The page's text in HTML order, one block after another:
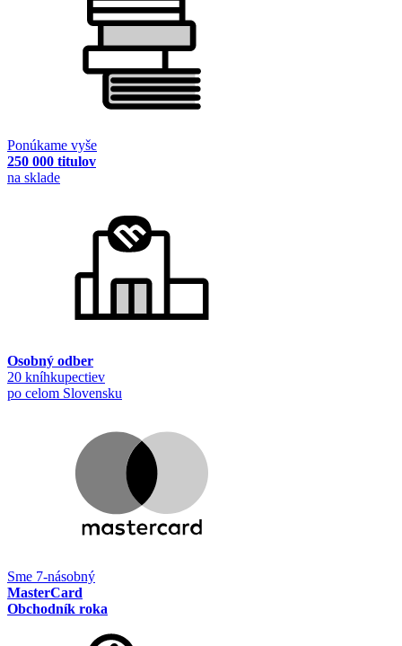
Ponúkame vyše
250 000 titulov
na sklade
Osobný odber
20 kníhkupectiev
po celom Slovensku
Sme 7-násobný
MasterCard
Obchodník roka